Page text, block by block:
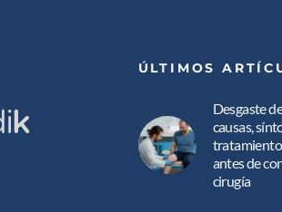
ÚLTIMOS
Desgaste
causas,
antes de
cirugía